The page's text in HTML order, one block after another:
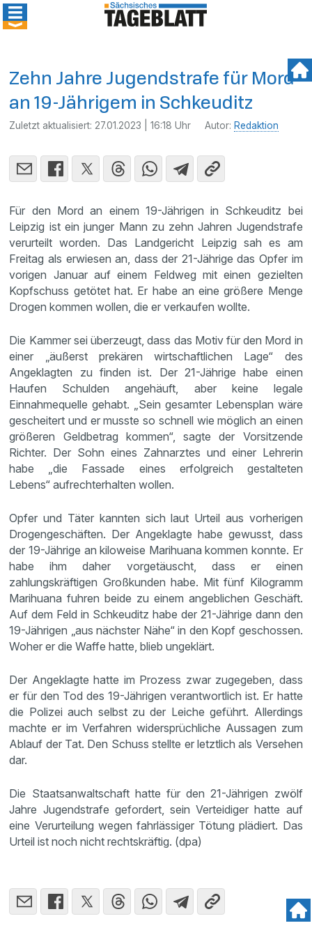
Zehn Jahre Jugendstrafe für Mord
an 19-Jährigem in Schkeuditz
Zuletzt aktualisiert: 27.01.2023 | 16:18 Uhr Autor: Redaktion
Für den Mord an einem 19-Jährigen in Schkeuditz bei
Leipzig ist ein junger Mann zu zehn Jahren Jugendstrafe
verurteilt worden. Das Landgericht Leipzig sah es am
Freitag als erwiesen an, dass der 21-Jährige das Opfer im
vorigen Januar auf einem Feldweg mit einen gezielten
Kopfschuss getötet hat. Er habe an eine größere Menge
Drogen kommen wollen, die er verkaufen wollte.
Die Kammer sei überzeugt, dass das Motiv für den Mord in
einer „äußerst prekären wirtschaftlichen Lage“ des
Angeklagten zu finden ist. Der 21-Jährige habe einen
Haufen Schulden angehäuft, aber keine legale
Einnahmequelle gehabt. „Sein gesamter Lebensplan wäre
gescheitert und er musste so schnell wie möglich an einen
größeren Geldbetrag kommen“, sagte der Vorsitzende
Richter. Der Sohn eines Zahnarztes und einer Lehrerin
habe „die Fassade eines erfolgreich gestalteten
Lebens“ aufrechterhalten wollen.
Opfer und Täter kannten sich laut Urteil aus vorherigen
Drogengeschäften. Der Angeklagte habe gewusst, dass
der 19-Jährige an kiloweise Marihuana kommen konnte. Er
habe ihm daher vorgetäuscht, dass er einen
zahlungskräftigen Großkunden habe. Mit fünf Kilogramm
Marihuana fuhren beide zu einem angeblichen Geschäft.
Auf dem Feld in Schkeuditz habe der 21-Jährige dann den
19-Jährigen „aus nächster Nähe“ in den Kopf geschossen.
Woher er die Waffe hatte, blieb ungeklärt.
Der Angeklagte hatte im Prozess zwar zugegeben, dass
er für den Tod des 19-Jährigen verantwortlich ist. Er hatte
die Polizei auch selbst zu der Leiche geführt. Allerdings
machte er im Verfahren widersprüchliche Aussagen zum
Ablauf der Tat. Den Schuss stellte er letztlich als Versehen
dar.
Die Staatsanwaltschaft hatte für den 21-Jährigen zwölf
Jahre Jugendstrafe gefordert, sein Verteidiger hatte auf
eine Verurteilung wegen fahrlässiger Tötung plädiert. Das
Urteil ist noch nicht rechtskräftig. (dpa)